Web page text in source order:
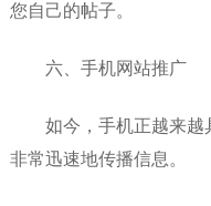
您自己的帖子。
六、手机网站推广
如今，手机正越来越
非常迅速地传播信息。